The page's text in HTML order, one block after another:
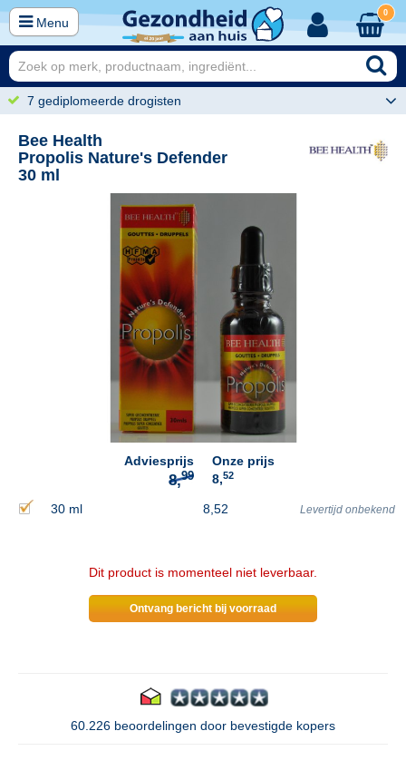
Menu
0
7 gediplomeerde drogisten
Bee Health
Propolis Nature's Defender
30 ml
Adviesprijs
Onze prijs
8,52
30 ml 8,52 Levertijd onbekend
Dit product is momenteel niet leverbaar.
Ontvang bericht bij voorraad
60.226 beoordelingen door bevestigde kopers